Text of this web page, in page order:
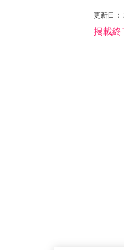
更新日
掲載